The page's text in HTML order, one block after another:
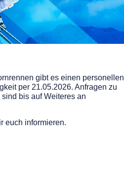
gibt es einen personellen
per 21.05.2026. Anfragen zu
bis auf Weiteres an
euch informieren.